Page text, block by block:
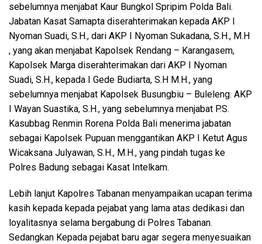
sebelumnya menjabat Kaur Bungkol Spripim Polda Bali.
Jabatan Kasat Samapta diserahterimakan kepada AKP I
Nyoman Suadi, S.H., dari AKP I Nyoman Sukadana, S.H., M.H
, yang akan menjabat Kapolsek Rendang – Karangasem,
Kapolsek Marga diserahterimakan dari AKP I Nyoman
Suadi, S.H., kepada I Gede Budiarta, S.H M.H., yang
sebelumnya menjabat Kapolsek Busungbiu – Buleleng. AKP
I Wayan Suastika, S.H., yang sebelumnya menjabat P.S.
Kasubbag Renmin Rorena Polda Bali menerima jabatan
sebagai Kapolsek Pupuan menggantikan AKP I Ketut Agus
Wicaksana Julyawan, S.H., M.H., yang pindah tugas ke
Polres Badung sebagai Kasat Intelkam.
Lebih lanjut Kapolres Tabanan menyampaikan ucapan terima
kasih kepada kepada pejabat yang lama atas dedikasi dan
loyalitasnya selama bergabung di Polres Tabanan.
Sedangkan Kepada pejabat baru agar segera menyesuaikan